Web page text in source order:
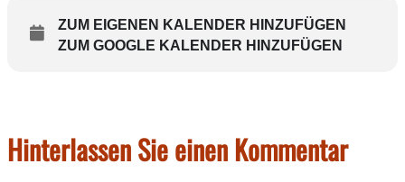
ZUM EIGENEN KALENDER HINZUFÜGEN
ZUM GOOGLE KALENDER HINZUFÜGEN
Hinterlassen Sie einen Kommentar